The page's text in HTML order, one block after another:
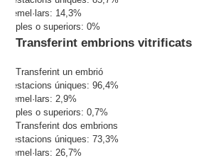
Gemel·lars: 14,3%
Triples o superiors: 0%
Transferint embrions vitrificats
Transferint un embrió
Gestacions úniques: 96,4%
Gemel·lars: 2,9%
Triples o superiors: 0,7%
Transferint dos embrions
Gestacions úniques: 73,3%
Gemel·lars: 26,7%